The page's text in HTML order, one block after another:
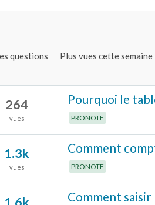
questions Plus vues cette semaine
264
vues
Pourquoi le
PRONOTE
1.3k
vues
Comment
PRONOTE
1.6k Comment